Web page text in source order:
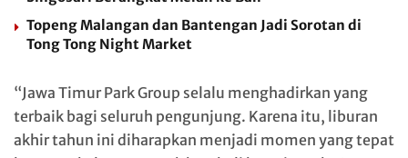
Topeng Malangan dan Bantengan Jadi Sorotan di
Tong Tong Night Market
“Jawa Timur Park Group selalu menghadirkan yang
terbaik bagi seluruh pengunjung. Karena itu, liburan
akhir tahun ini diharapkan menjadi momen yang tepat